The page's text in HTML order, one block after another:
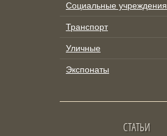
Социальные учреждения
Транспорт
Уличные
Экспонаты
СТАТЬИ